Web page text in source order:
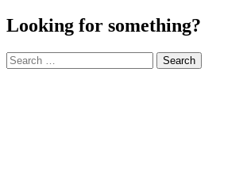
Looking for something?
Search